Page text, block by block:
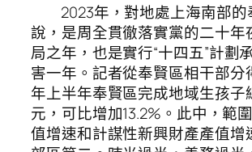
2023年，對地處上海南部的
說，是周全貫徹落實黨的二十年
局之年，也是實行“十四五”計劃
害一年。記者從奉賢區相干部分
年上半年奉賢區完成地域生孩子
元，可比增加13.2%。此中，範
值增速和計謀性新興財產產值增